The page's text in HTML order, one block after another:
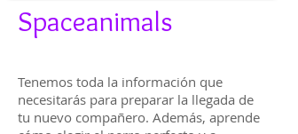
Spaceanimals
Tenemos toda la información que
necesitarás para preparar la llegada de
tu nuevo compañero. Además, aprende